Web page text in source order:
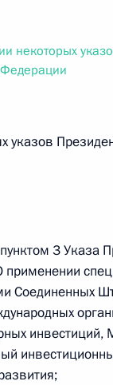
закон «О
г. №
Федерального
некоторых
указов
3 Указа
Соединенных